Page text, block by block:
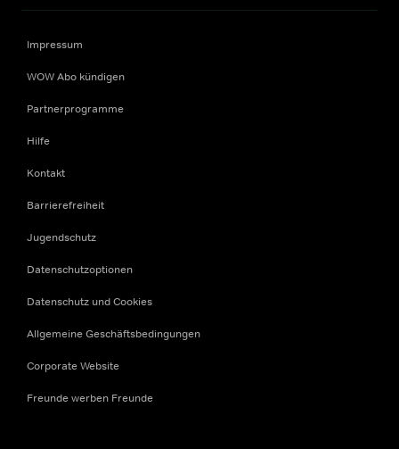
Impressum
WOW Abo kündigen
Partnerprogramme
Hilfe
Kontakt
Barrierefreiheit
Jugendschutz
Datenschutzoptionen
Datenschutz und Cookies
Allgemeine Geschäftsbedingungen
Corporate Website
Freunde werben Freunde